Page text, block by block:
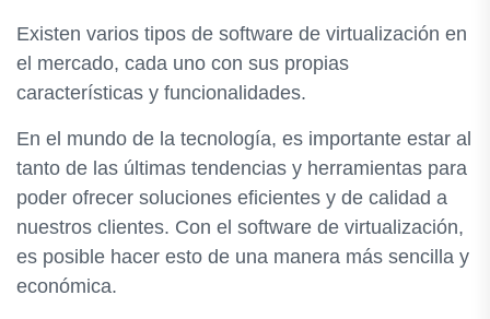
Existen varios tipos de software de virtualización en
el mercado, cada uno con sus propias
características y funcionalidades.
En el mundo de la tecnología, es importante estar al
tanto de las últimas tendencias y herramientas para
poder ofrecer soluciones eficientes y de calidad a
nuestros clientes. Con el software de virtualización,
es posible hacer esto de una manera más sencilla y
económica.